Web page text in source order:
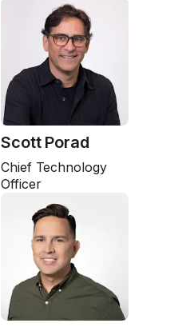
Scott Porad
Chief Technology
Officer